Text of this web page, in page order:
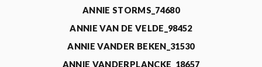
ANNIE STORMS_74680
ANNIE VAN DE VELDE_98452
ANNIE VANDER BEKEN_31530
ANNIE VANDERPLANCKE_18657